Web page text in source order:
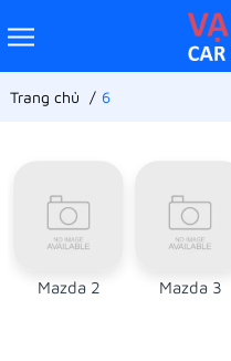
Trang chủ 6
Mazda 2 Mazda 3